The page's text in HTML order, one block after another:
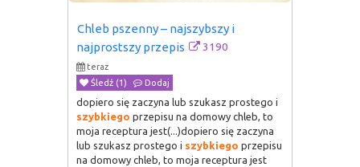
Chleb pszenny – najszybszy i
najprostszy przepis
3190
teraz
Śledź (1)
Dodaj
dopiero się zaczyna lub szukasz prostego i
szybkiego przepisu na domowy chleb, to
moja receptura jest(...)dopiero się zaczyna
lub szukasz prostego i szybkiego przepisu
na domowy chleb, to moja receptura jest